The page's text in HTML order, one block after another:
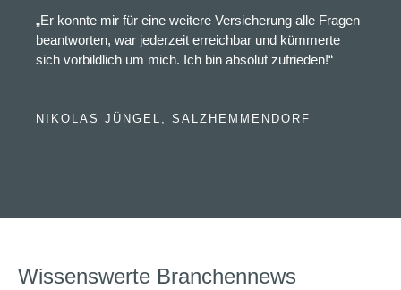
„Er konnte mir für eine weitere Versicherung alle Fragen
beantworten, war jederzeit erreichbar und kümmerte
sich vorbildlich um mich. Ich bin absolut zufrieden!“
NIKOLAS JÜNGEL, SALZHEMMENDORF
Wissenswerte Branchennews